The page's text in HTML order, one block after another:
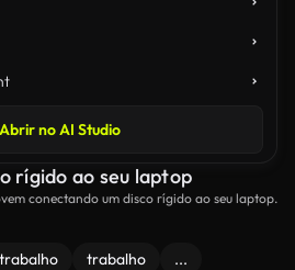
no AI Studio
rígido ao seu laptop
conectando um disco rígido ao seu laptop.
trabalho ...